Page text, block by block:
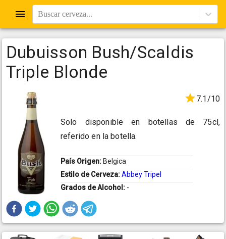
Buscar cerveza...
Dubuisson Bush/Scaldis
Triple Blonde
7.1/10
Solo disponible en botellas de 75cl,
referido en la botella.
País Origen: Belgica
Estilo de Cerveza:Abbey Tripel
Grados de Alcohol: -